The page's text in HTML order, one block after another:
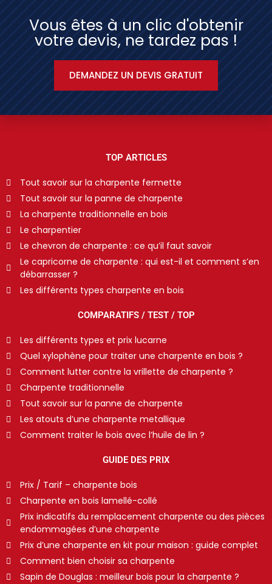
Vous êtes à un clic d'obtenir
votre devis, ne tardez pas !
DEMANDEZ UN DEVIS GRATUIT
TOP ARTICLES
Tout savoir sur la charpente fermette
Tout savoir sur la panne de charpente
La charpente traditionnelle en bois
Le charpentier
Le chevron de charpente : ce qu’il faut savoir
Le capricorne de charpente : qui est-il et comment s’en
débarrasser ?
Les différents types charpente en bois
COMPARATIFS / TEST / TOP
Les différents types et prix lucarne
Quel xylophène pour traiter une charpente en bois ?
Comment lutter contre la vrillette de charpente ?
Charpente traditionnelle
Tout savoir sur la panne de charpente
Les atouts d’une charpente metallique
Comment traiter le bois avec l’huile de lin ?
GUIDE DES PRIX
Prix / Tarif – charpente bois
Charpente en bois lamellé-collé
Prix indicatifs du remplacement charpente ou des pièces
endommagées d’une charpente
Prix d’une charpente en kit pour maison : guide complet
Comment bien choisir sa charpente
Sapin de Douglas : meilleur bois pour la charpente ?